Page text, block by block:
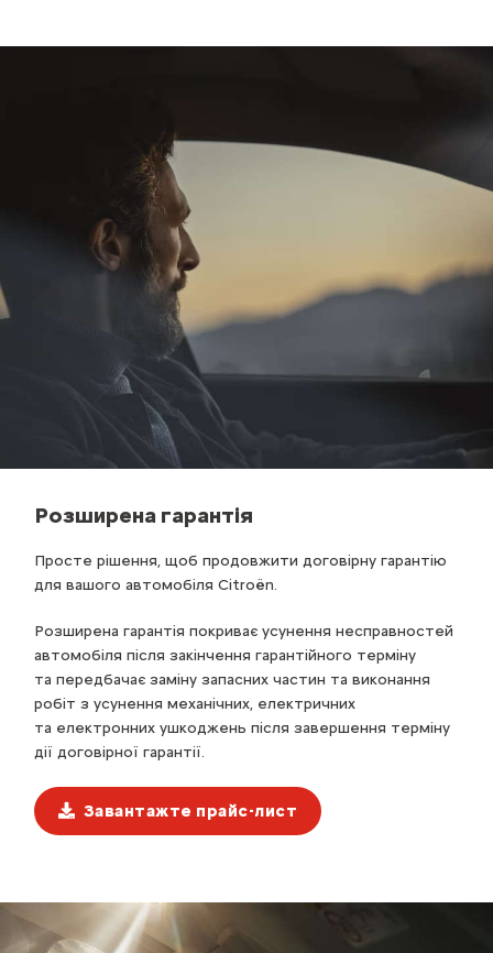
Розширена гарантія
Просте рішення, щоб продовжити договірну гарантію
для вашого автомобіля Citroën.
Розширена гарантія покриває усунення несправностей
автомобіля після закінчення гарантійного терміну
та передбачає заміну запасних частин та виконання
робіт з усунення механічних, електричних
та електронних ушкоджень після завершення терміну
дії договірної гарантії.
Завантажте прайс-лист